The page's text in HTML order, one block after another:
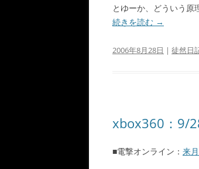
とゆーか、どういう原
続きを読む →
2006年8月28日 | 徒然日
xbox360：9/
■電撃オンライン： 来